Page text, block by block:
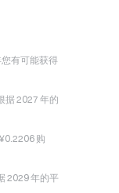
有可能获得
据 2027 年的
购
2029 年的平